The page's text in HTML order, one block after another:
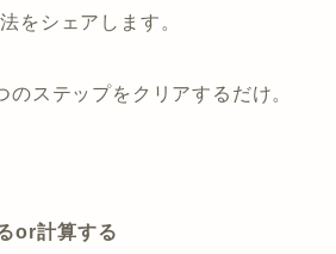
をシェアします。
ステップをクリアするだけ。
or計算する